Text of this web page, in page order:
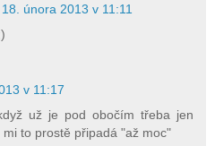
18. února 2013 v 11:11
v 11:17
už je pod obočím třeba jen
to prostě připadá "až moc"